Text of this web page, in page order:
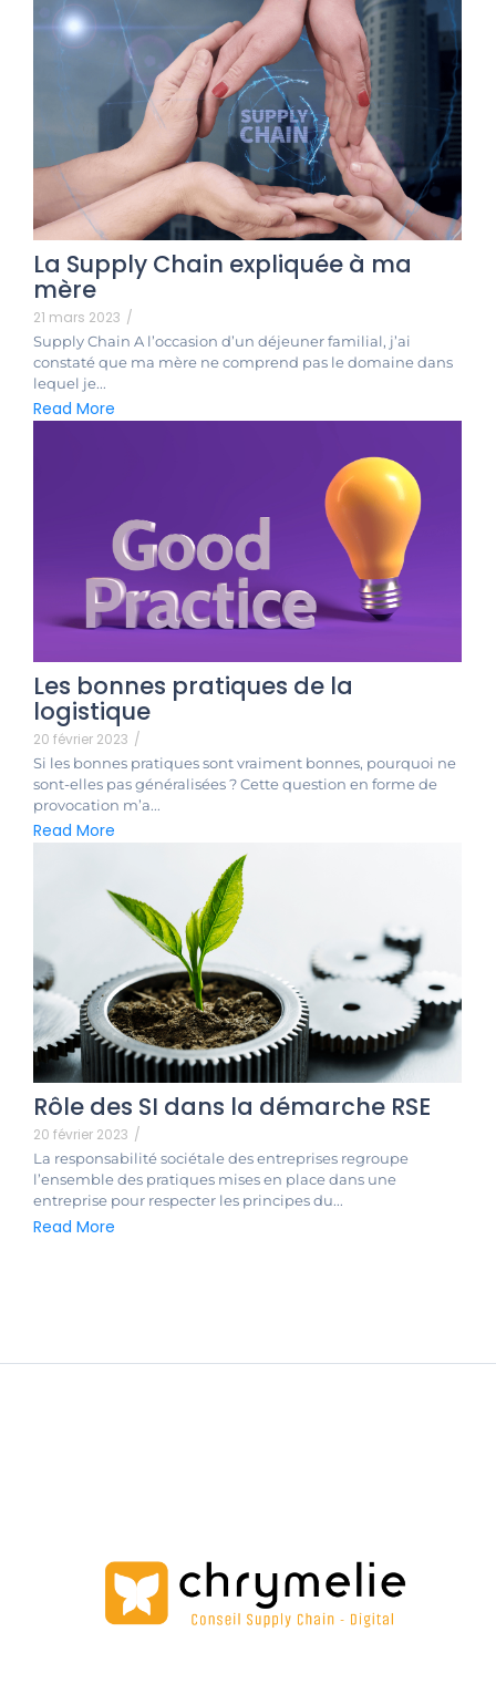
La Supply Chain expliquée à ma
mère
21 mars 2023 /
Supply Chain A l’occasion d’un déjeuner familial, j’ai
constaté que ma mère ne comprend pas le domaine dans
lequel je...
Read More
Les bonnes pratiques de la
logistique
20 février 2023 /
Si les bonnes pratiques sont vraiment bonnes, pourquoi ne
sont-elles pas généralisées ? Cette question en forme de
provocation m’a...
Read More
Rôle des SI dans la démarche RSE
20 février 2023 /
La responsabilité sociétale des entreprises regroupe
l’ensemble des pratiques mises en place dans une
entreprise pour respecter les principes du...
Read More